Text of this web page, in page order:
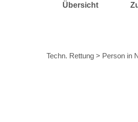
Übersicht
Techn. Rettung > Person in